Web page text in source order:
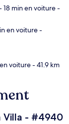
18 min en voiture-
en voiture-
voiture- 41.9 km
Villa - #4940